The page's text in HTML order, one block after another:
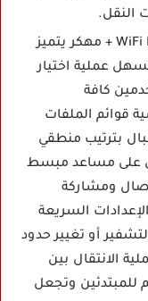
النقل.
تنزيل تطبيق WiFi Direct + مهكر يتميز
عملية اختيار
كافة
قوائم الملفات
بترتيب منطقي
على مساعد مبسط
ومشاركة
السريعة
أو تغيير حدود
الانتقال بين
للمبتدئين وتجعل